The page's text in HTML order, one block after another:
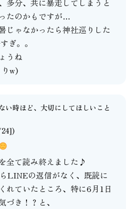
多分、共に暴走してしまうと
たのかもですが…
じゃなかったら神社巡りした
ぎ。。
うね
w)
い時ほど、大切にしてほしいこと
全て読み終えました♪
LINEの返信がなく、既読に
れていたところ、特に6月1日
づき！？と、